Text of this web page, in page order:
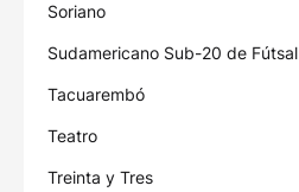
Soriano
Sudamericano Sub-20 de Fútsal
Tacuarembó
Teatro
Treinta y Tres